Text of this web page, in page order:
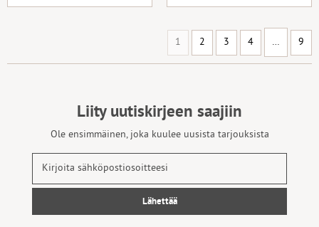
1 2 3 4 … 9
Liity uutiskirjeen saajiin
Ole ensimmäinen, joka kuulee uusista tarjouksista